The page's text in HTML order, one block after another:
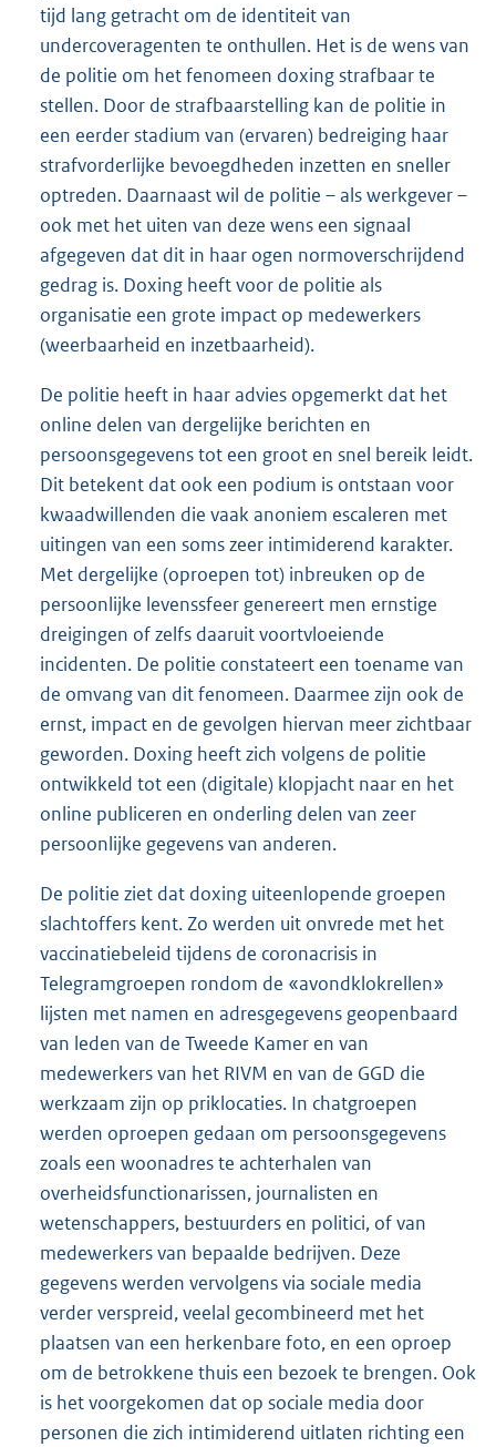
tijd lang getracht om de identiteit van
undercoveragenten te onthullen. Het is de wens van
de politie om het fenomeen doxing strafbaar te
stellen. Door de strafbaarstelling kan de politie in
een eerder stadium van (ervaren) bedreiging haar
strafvorderlijke bevoegdheden inzetten en sneller
optreden. Daarnaast wil de politie – als werkgever –
ook met het uiten van deze wens een signaal
afgegeven dat dit in haar ogen normoverschrijdend
gedrag is. Doxing heeft voor de politie als
organisatie een grote impact op medewerkers
(weerbaarheid en inzetbaarheid).
De politie heeft in haar advies opgemerkt dat het
online delen van dergelijke berichten en
persoonsgegevens tot een groot en snel bereik leidt.
Dit betekent dat ook een podium is ontstaan voor
kwaadwillenden die vaak anoniem escaleren met
uitingen van een soms zeer intimiderend karakter.
Met dergelijke (oproepen tot) inbreuken op de
persoonlijke levenssfeer genereert men ernstige
dreigingen of zelfs daaruit voortvloeiende
incidenten. De politie constateert een toename van
de omvang van dit fenomeen. Daarmee zijn ook de
ernst, impact en de gevolgen hiervan meer zichtbaar
geworden. Doxing heeft zich volgens de politie
ontwikkeld tot een (digitale) klopjacht naar en het
online publiceren en onderling delen van zeer
persoonlijke gegevens van anderen.
De politie ziet dat doxing uiteenlopende groepen
slachtoffers kent. Zo werden uit onvrede met het
vaccinatiebeleid tijdens de coronacrisis in
Telegramgroepen rondom de «avondklokrellen»
lijsten met namen en adresgegevens geopenbaard
van leden van de Tweede Kamer en van
medewerkers van het RIVM en van de GGD die
werkzaam zijn op priklocaties. In chatgroepen
werden oproepen gedaan om persoonsgegevens
zoals een woonadres te achterhalen van
overheidsfunctionarissen, journalisten en
wetenschappers, bestuurders en politici, of van
medewerkers van bepaalde bedrijven. Deze
gegevens werden vervolgens via sociale media
verder verspreid, veelal gecombineerd met het
plaatsen van een herkenbare foto, en een oproep
om de betrokkene thuis een bezoek te brengen. Ook
is het voorgekomen dat op sociale media door
personen die zich intimiderend uitlaten richting een